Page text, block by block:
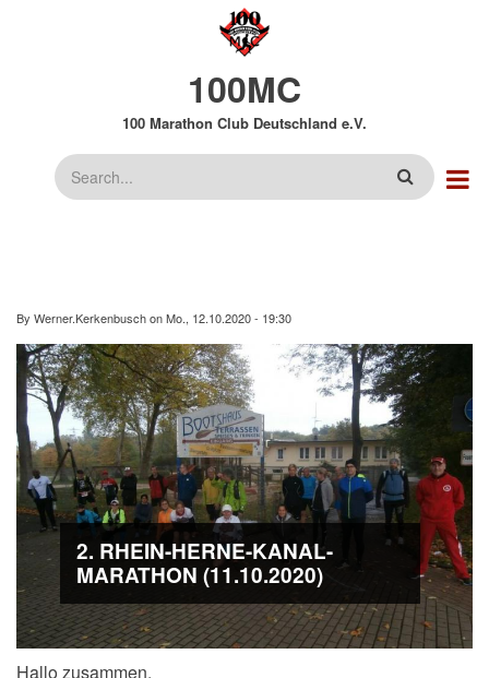
100MC
100 Marathon Club Deutschland e.V.
Suche
By Werner.KerkenbuschonMo., 12.10.2020 - 19:30
2. RHEIN-HERNE-KANAL-
MARATHON (11.10.2020)
Hallo zusammen,